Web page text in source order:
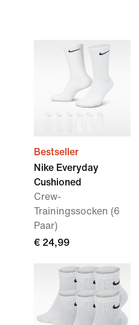
Bestseller
Nike Everyday
Cushioned
Crew-
Trainingssocken (6
Paar)
€ 24,99